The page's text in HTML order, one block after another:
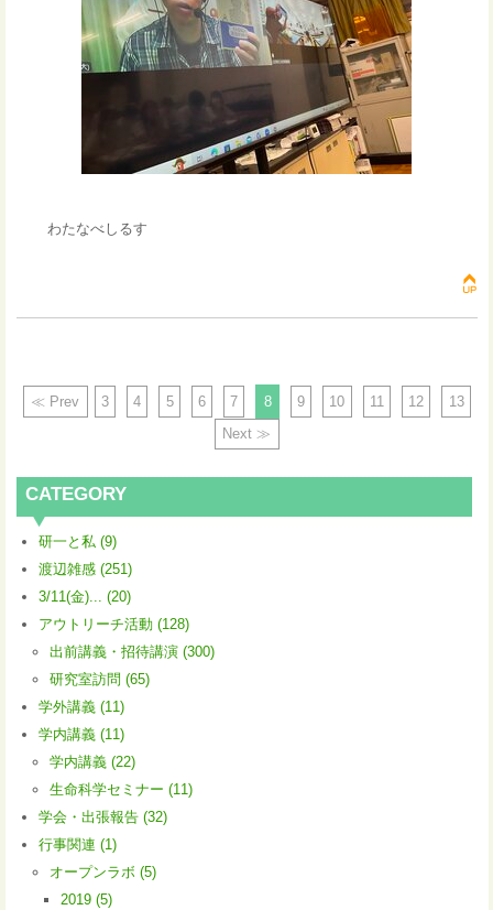
わたなべしるす
≪ Prev 3 4 5 6 7 8 9 10 11 12
13
Next ≫
CATEGORY
研一と私 (9)
渡辺雑感 (251)
3/11(金)... (20)
アウトリーチ活動 (128)
出前講義・招待講演 (300)
研究室訪問 (65)
学外講義 (11)
学内講義 (11)
学内講義 (22)
生命科学セミナー (11)
学会・出張報告 (32)
行事関連 (1)
オープンラボ (5)
2019 (5)